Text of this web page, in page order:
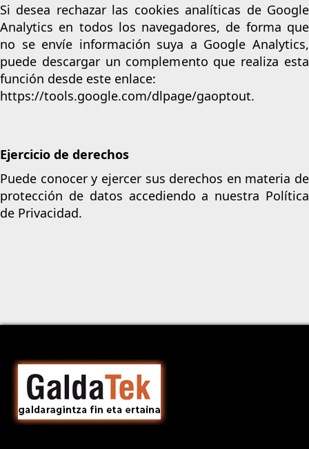
Si desea rechazar las cookies analíticas de Google
Analytics en todos los navegadores, de forma que
no se envíe información suya a Google Analytics,
puede descargar un complemento que realiza esta
función desde este enlace:
https://tools.google.com/dlpage/gaoptout.
Ejercicio de derechos
Puede conocer y ejercer sus derechos en materia de
protección de datos accediendo a nuestra Política
de Privacidad.